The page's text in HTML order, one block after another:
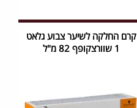
קרם החלקה לשיער צבוע גלאט
1 שוורצקופף 82 מ"ל